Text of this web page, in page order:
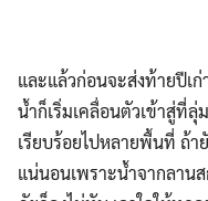
และแล้วก่อนจะส่งท้ายปีเ
น้ำก็เริ่มเคลื่อนตัวเข้าสู่ที่
เรียบร้อยไปหลายพื้นที่ ถ้
แน่นอนเพราะน้ำจากลาน